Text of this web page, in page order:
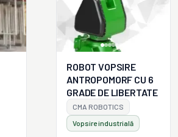
ROBOT VOPSIRE
ANTROPOMORF CU 6
GRADE DE LIBERTATE
CMA ROBOTICS
Vopsire industrială